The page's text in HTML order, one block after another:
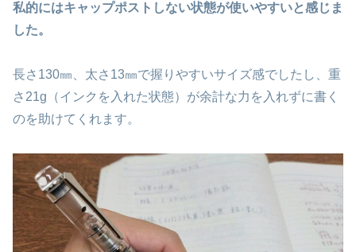
私的にはキャップポストしない状態が使いやすいと感じま
した。
長さ130㎜、太さ13㎜で握りやすいサイズ感でしたし、重
さ21g（インクを入れた状態）が余計な力を入れずに書く
のを助けてくれます。